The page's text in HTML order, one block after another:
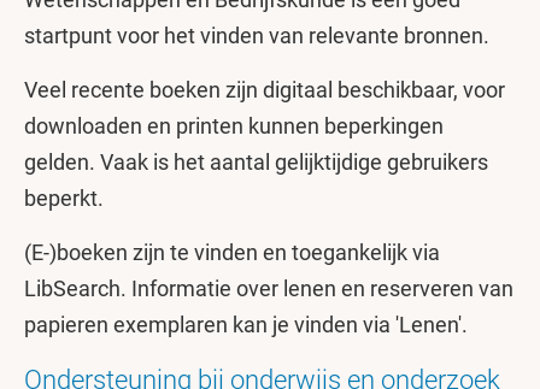
startpunt voor het vinden van relevante bronnen.
Veel recente boeken zijn digitaal beschikbaar, voor
downloaden en printen kunnen beperkingen
gelden. Vaak is het aantal gelijktijdige gebruikers
beperkt.
(E-)boeken zijn te vinden en toegankelijk via
LibSearch. Informatie over lenen en reserveren van
papieren exemplaren kan je vinden via 'Lenen'.
Ondersteuning bij onderwijs en onderzoek